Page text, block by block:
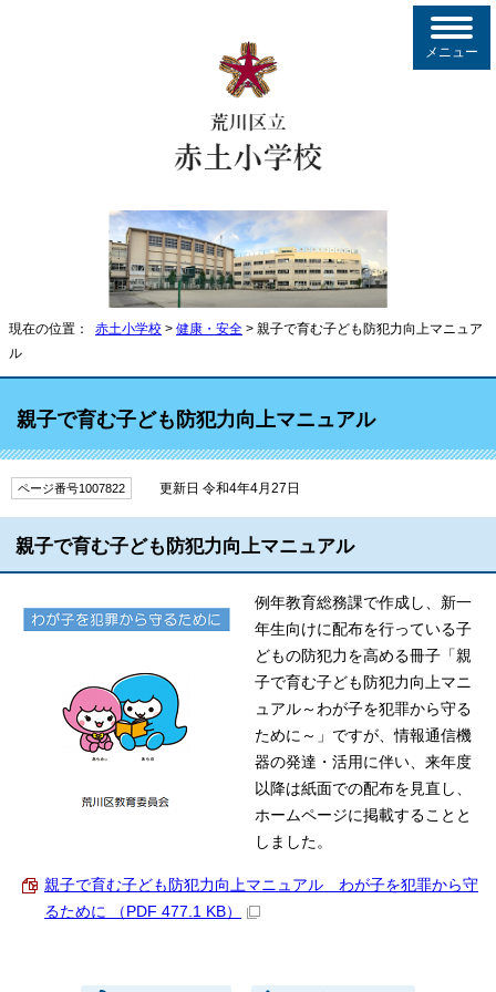
メニュー
現在の位置： 赤土小学校 > 健康・安全 > 親子で育む子ども防犯力向上マニュア
ル
親子で育む子ども防犯力向上マニュアル
ページ番号1007822 更新日 令和4年4月27日
親子で育む子ども防犯力向上マニュアル
例年教育総務課で作成し、新一
年生向けに配布を行っている子
どもの防犯力を高める冊子「親
子で育む子ども防犯力向上マニ
ュアル～わが子を犯罪から守る
ために～」ですが、情報通信機
器の発達・活用に伴い、来年度
以降は紙面での配布を見直し、
ホームページに掲載することと
しました。
親子で育む子ども防犯力向上マニュアル わが子を犯罪から守
るために （PDF 477.1 KB）